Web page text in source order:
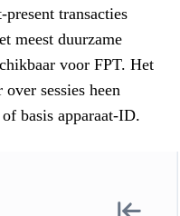
transacties
meest duurzame
voor FPT. Het
sessies heen
basis apparaat-ID.